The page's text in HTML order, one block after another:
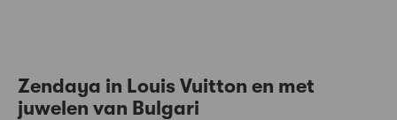
Zendaya in Louis Vuitton en met
juwelen van Bulgari